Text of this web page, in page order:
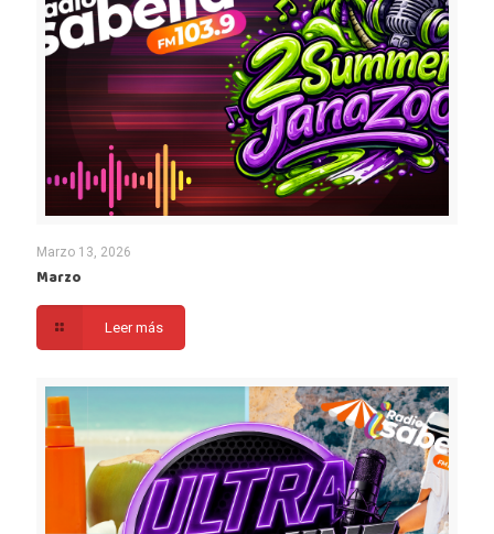
Marzo 13, 2026
Marzo
Leer más